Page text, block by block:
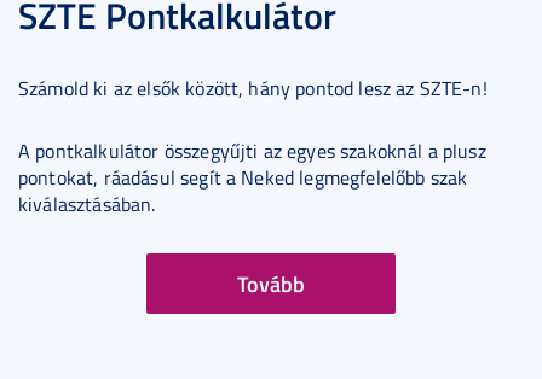
SZTE Pontkalkulátor
Számold ki az elsők között, hány pontod lesz az SZTE-n!
A pontkalkulátor összegyűjti az egyes szakoknál a plusz
pontokat, ráadásul segít a Neked legmegfelelőbb szak
kiválasztásában.
Tovább